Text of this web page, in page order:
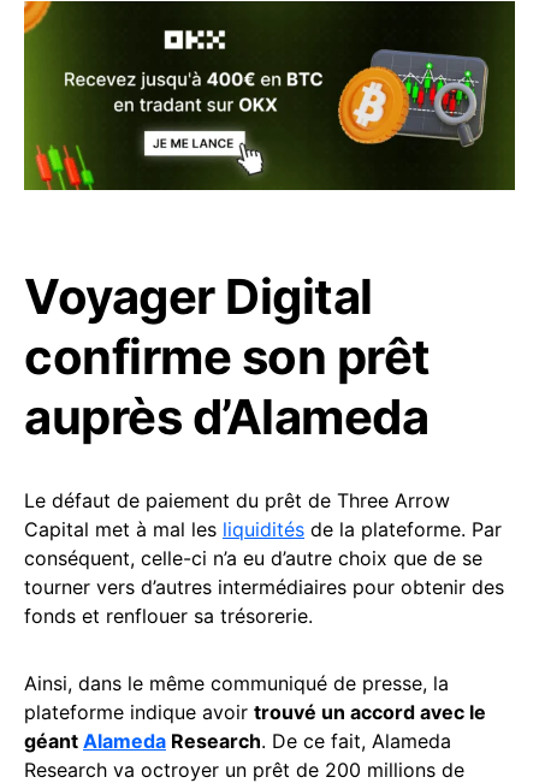
Voyager Digital
confirme son prêt
auprès d’Alameda
Le défaut de paiement du prêt de Three Arrow
Capital met à mal les liquidités de la plateforme. Par
conséquent, celle-ci n’a eu d’autre choix que de se
tourner vers d’autres intermédiaires pour obtenir des
fonds et renflouer sa trésorerie.
Ainsi, dans le même communiqué de presse, la
plateforme indique avoir trouvé un accord avec le
géant Alameda Research. De ce fait, Alameda
Research va octroyer un prêt de 200 millions de